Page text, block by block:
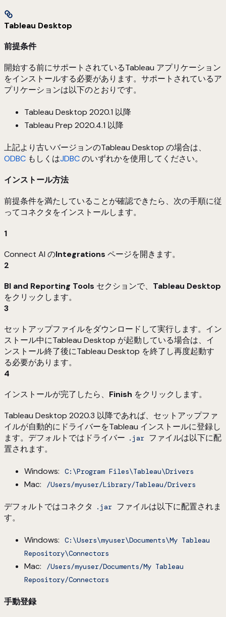
Tableau Desktop
前提条件
開始する前にサポートされているTableau アプリケーション
をインストールする必要があります。サポートされているア
プリケーションは以下のとおりです。
Tableau Desktop 2020.1 以降
Tableau Prep 2020.4.1 以降
上記より古いバージョンのTableau Desktop の場合は、
ODBC もしくはJDBCのいずれかを使用してください。
インストール方法
前提条件を満たしていることが確認できたら、次の手順に従
ってコネクタをインストールします。
1
Connect AI のIntegrations ページを開きます。
2
BI and Reporting Tools セクションで、 Tableau Desktop
をクリックします。
3
セットアップファイルをダウンロードして実行します。イン
ストール中にTableau Desktop が起動している場合は、イ
ンストール終了後にTableau Desktop を終了し再度起動す
る必要があります。
4
インストールが完了したら、 Finish をクリックします。
Tableau Desktop 2020.3 以降であれば、セットアップファ
イルが自動的にドライバーをTableau インストールに登録し
ます。デフォルトではドライバー .jar ファイルは以下に配
置されます。
Windows: C:\Program Files\Tableau\Drivers
Mac: /Users/myuser/Library/Tableau/Drivers
デフォルトではコネクタ .jar ファイルは以下に配置されま
す。
Windows:
C:\Users\myuser\Documents\My Tableau
Repository\Connectors
Mac:
/Users/myuser/Documents/My Tableau
Repository/Connectors
手動登録